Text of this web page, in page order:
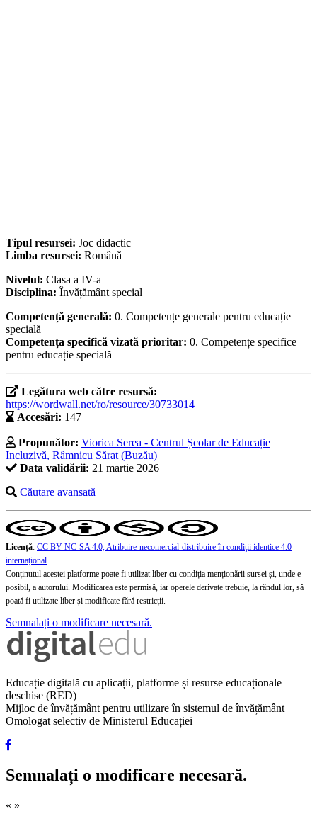
Tipul resursei: Joc didactic
Limba resursei: Română
Nivelul: Clasa a IV-a
Disciplina: Învățământ special
Competență generală: 0. Competențe generale pentru educație
specială
Competența specifică vizată prioritar: 0. Competențe specifice
pentru educație specială
Legătura web către resursă:
https://wordwall.net/ro/resource/30733014
Accesări: 147
Propunător: Viorica Serea - Centrul Școlar de Educație
Incluzivă, Râmnicu Sărat (Buzău)
Data validării: 21 martie 2026
Căutare avansată
Licență: CC BY-NC-SA 4.0, Atribuire-necomercial-distribuire în condiţii identice 4.0
internațional
Conținutul acestei platforme poate fi utilizat liber cu condiția menționării sursei și, unde e
posibil, a autorului. Modificarea este permisă, iar operele derivate trebuie, la rândul lor, să
poată fi utilizate liber și modificate fără restricții.
Semnalați o modificare necesară.
Educație digitală cu aplicații, platforme și resurse educaționale
deschise (RED)
Mijloc de învățământ pentru utilizare în sistemul de învățământ
Omologat selectiv de Ministerul Educației
Semnalați o modificare necesară.
« »